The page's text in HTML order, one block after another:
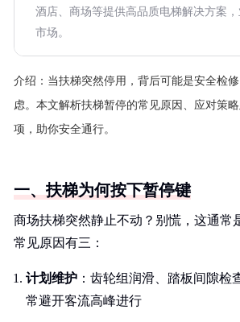
酒店、商场等提供高品质电梯解决方案
市场。
介绍： 当扶梯突然停用，背后可能是安全检
虑。本文解析扶梯暂停的常见原因、应对策
项，助你安全通行。
一、扶梯为何按下暂停键
商场扶梯突然静止不动？别慌，这通常
常见原因有三：
计划维护 ：齿轮组润滑、踏板间隙检
常避开客流高峰进行